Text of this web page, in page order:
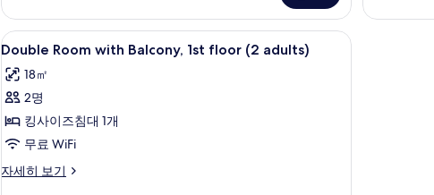
모
두
보
기
더
블
룸,
코
니
세
히
기
기
세
Double
Room
with
Balcony,
1st
floor
(2
adults)
객실 내 금고, 방음 설비, 다리미/다리미판, 무료 WiFi
17
Double Room with Balcony, 1st floor (2 adults)
18㎡
2명
킹사이즈침대 1개
무료 WiFi
자세히 보기
Double